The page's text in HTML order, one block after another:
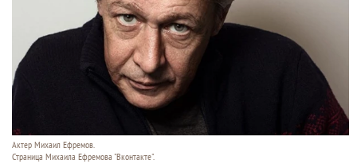
Актер Михаил Ефремов.
Страница Михаила Ефремова "Вконтакте".